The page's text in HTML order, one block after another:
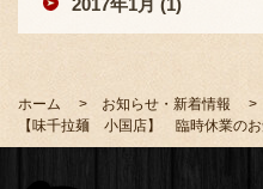
ホーム
お知らせ・新着情報
【味千拉麺 小国店】 臨時休業の